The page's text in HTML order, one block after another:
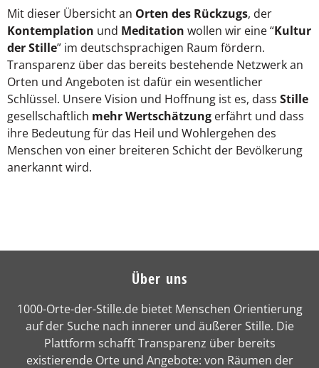
Mit dieser Übersicht an Orten des Rückzugs, der
Kontemplation und Meditation wollen wir eine “Kultur
der Stille” im deutschsprachigen Raum fördern.
Transparenz über das bereits bestehende Netzwerk an
Orten und Angeboten ist dafür ein wesentlicher
Schlüssel. Unsere Vision und Hoffnung ist es, dass Stille
gesellschaftlich mehr Wertschätzung erfährt und dass
ihre Bedeutung für das Heil und Wohlergehen des
Menschen von einer breiteren Schicht der Bevölkerung
anerkannt wird.
Über uns
1000-Orte-der-Stille.de bietet Menschen Orientierung
auf der Suche nach innerer und äußerer Stille. Die
Plattform schafft Transparenz über bereits
existierende Orte und Angebote: von Räumen der